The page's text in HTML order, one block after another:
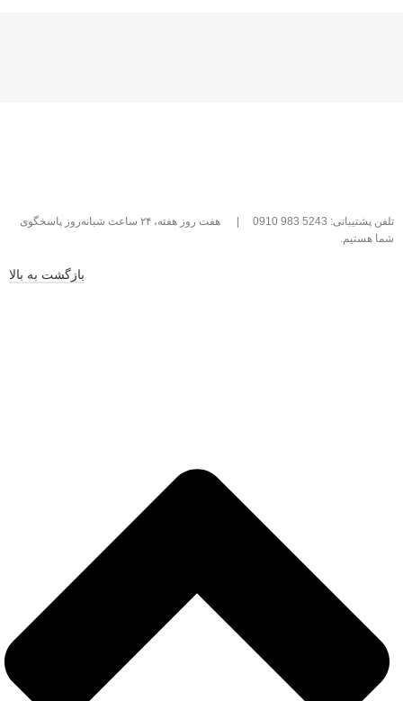
تلفن پشتیبانی: 5243 983 0910
هفت روز هفته، ۲۴ ساعت شبانه‌روز پاسخگوی
شما هستیم.
بازگشت به بالا